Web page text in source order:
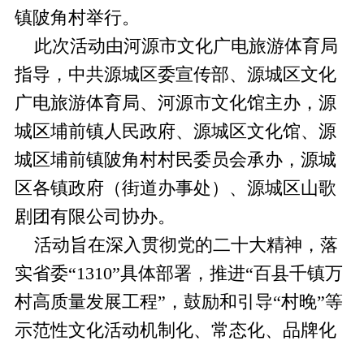
镇陂角村举行。
此次活动由河源市文化广电旅游体育局
指导，中共源城区委宣传部、源城区文化
广电旅游体育局、河源市文化馆主办，源
城区埔前镇人民政府、源城区文化馆、源
城区埔前镇陂角村村民委员会承办，源城
区各镇政府（街道办事处）、源城区山歌
剧团有限公司协办。
活动旨在深入贯彻党的二十大精神，落
实省委“1310”具体部署，推进“百县千镇万
村高质量发展工程”，鼓励和引导“村晚”等
示范性文化活动机制化、常态化、品牌化